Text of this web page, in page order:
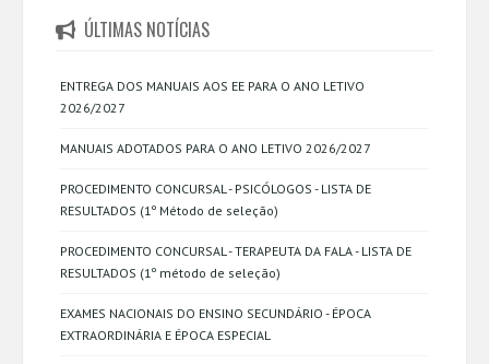
ÚLTIMAS NOTÍCIAS
ENTREGA DOS MANUAIS AOS EE PARA O ANO LETIVO
2026/2027
MANUAIS ADOTADOS PARA O ANO LETIVO 2026/2027
PROCEDIMENTO CONCURSAL - PSICÓLOGOS - LISTA DE
RESULTADOS (1º Método de seleção)
PROCEDIMENTO CONCURSAL - TERAPEUTA DA FALA - LISTA DE
RESULTADOS (1º método de seleção)
EXAMES NACIONAIS DO ENSINO SECUNDÁRIO - ÉPOCA
EXTRAORDINÁRIA E ÉPOCA ESPECIAL